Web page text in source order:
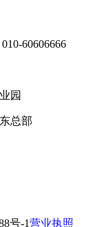
60606666
园
总部
号-1营业执照